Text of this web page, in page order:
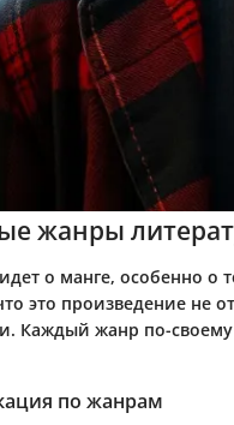
жанры
о манге, особенно
это произведение не
Каждый жанр по-
по жанрам